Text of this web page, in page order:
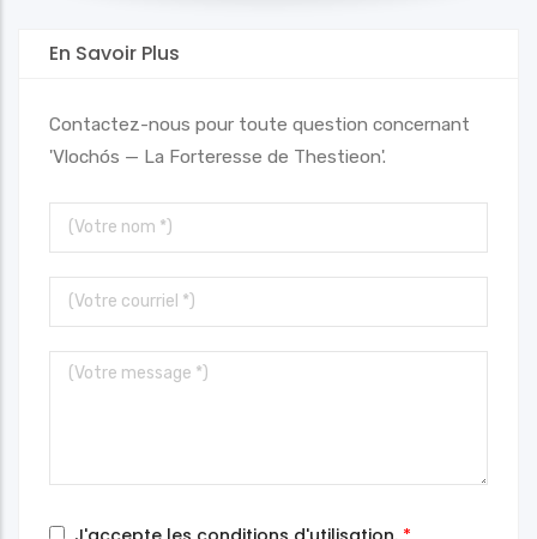
En Savoir Plus
Contactez-nous pour toute question concernant
'Vlochós — La Forteresse de Thestieon'.
Votre
nom
Votre
courriel
Votre